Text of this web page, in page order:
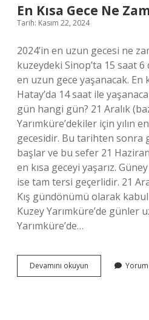
En Kısa Gece Ne
Tarih: Kasım 22, 2024
2024’in en uzun gecesi ne
kuzeydeki Sinop’ta 15 saat
en uzun gece yaşanacak. En
Hatay’da 14 saat ile
gün hangi gün? 21 Aralık
Yarımküre’dekiler için yılın
gecesidir. Bu tarihten sonra
başlar ve bu sefer 21
en kısa geceyi yaşarız.
ise tam tersi geçerlidir. 21
Kış gündönümü olarak kabul
Kuzey Yarımküre’de günler
Yarımküre’de…
Devamını okuyun
Kısa
Yorum